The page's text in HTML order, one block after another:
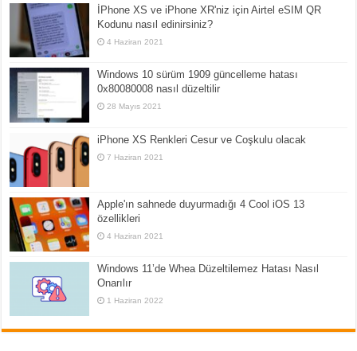
İPhone XS ve iPhone XR'niz için Airtel eSIM QR
Kodunu nasıl edinirsiniz?
4 Haziran 2021
Windows 10 sürüm 1909 güncelleme hatası
0x80080008 nasıl düzeltilir
28 Mayıs 2021
iPhone XS Renkleri Cesur ve Coşkulu olacak
7 Haziran 2021
Apple'ın sahnede duyurmadığı 4 Cool iOS 13
özellikleri
4 Haziran 2021
Windows 11’de Whea Düzeltilemez Hatası Nasıl
Onarılır
1 Haziran 2022